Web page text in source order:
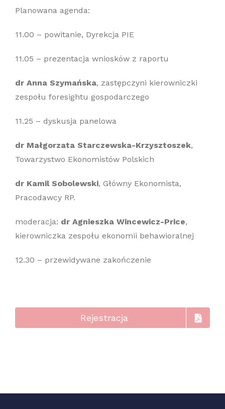
Planowana agenda:
11.00 – powitanie, Dyrekcja PIE
11.05 – prezentacja wniosków z raportu
dr Anna Szymańska, zastępczyni kierowniczki
zespołu foresightu gospodarczego
11.25 – dyskusja panelowa
dr Małgorzata Starczewska-Krzysztoszek,
Towarzystwo Ekonomistów Polskich
dr Kamil Sobolewski, Główny Ekonomista,
Pracodawcy RP.
moderacja: dr Agnieszka Wincewicz-Price,
kierowniczka zespołu ekonomii behawioralnej
12.30 – przewidywane zakończenie
Rejestracja